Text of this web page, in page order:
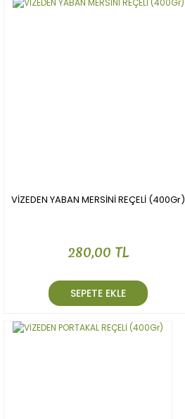
VİZEDEN YABAN MERSİNİ REÇELİ (400Gr)
280,00 TL
SEPETE EKLE